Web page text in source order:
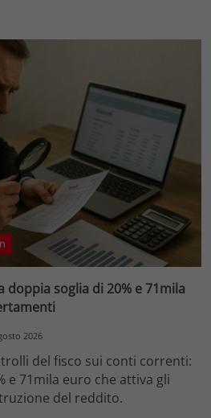
doppia soglia di 20% e 71mila
2026
del fisco sui conti correnti:
e 71mila euro che attiva gli
del reddito.